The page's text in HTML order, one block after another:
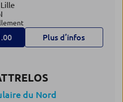
Plus d’infos
du Nord